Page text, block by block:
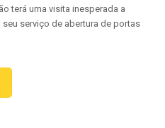
terá uma visita inesperada a
serviço de abertura de portas